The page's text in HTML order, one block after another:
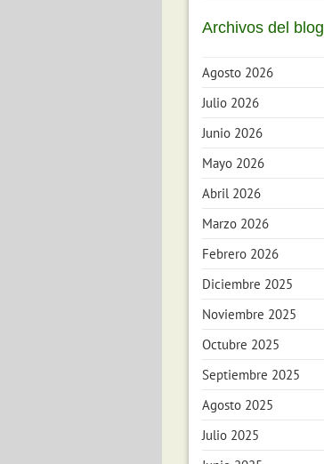
Archivos del blog
Agosto 2026
Julio 2026
Junio 2026
Mayo 2026
Abril 2026
Marzo 2026
Febrero 2026
Diciembre 2025
Noviembre 2025
Octubre 2025
Septiembre 2025
Agosto 2025
Julio 2025